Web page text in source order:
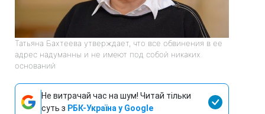
Татьяна Бахтеева утверждает, что все обвинения в ее
адрес надуманны и не имеют под собой никаких
оснований
Не витрачай час на шум! Читай тільки
суть з РБК-Україна у Google